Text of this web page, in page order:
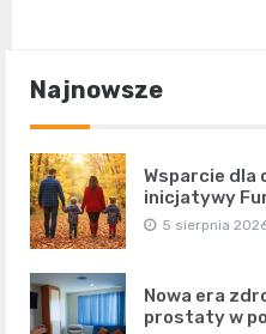
Najnowsze
Wsparcie dla
inicjatywy
5 sierpnia
Nowa era
prostaty w